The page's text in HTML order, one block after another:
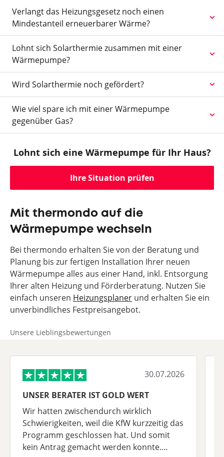
Verlangt das Heizungsgesetz noch einen
Mindestanteil erneuerbarer Wärme?
Lohnt sich Solarthermie zusammen mit einer
Wärmepumpe?
Wird Solarthermie noch gefördert?
Wie viel spare ich mit einer Wärmepumpe
gegenüber Gas?
Lohnt sich eine Wärmepumpe für Ihr Haus?
Ihre Situation prüfen
Mit thermondo auf die
Wärmepumpe wechseln
Bei thermondo erhalten Sie von der Beratung und
Planung bis zur fertigen Installation Ihrer neuen
Wärmepumpe alles aus einer Hand, inkl. Entsorgung
Ihrer alten Heizung und Förderberatung. Nutzen Sie
einfach unseren Heizungsplaner und erhalten Sie ein
unverbindliches Festpreisangebot.
Unsere Lieblingsbewertungen
30.07.2026
UNSER BERATER IST GOLD WERT
Wir hatten zwischendurch wirklich
Schwierigkeiten, weil die KfW kurzzeitig das
Programm geschlossen hat. Und somit
kein Antrag gemacht werden konnte.